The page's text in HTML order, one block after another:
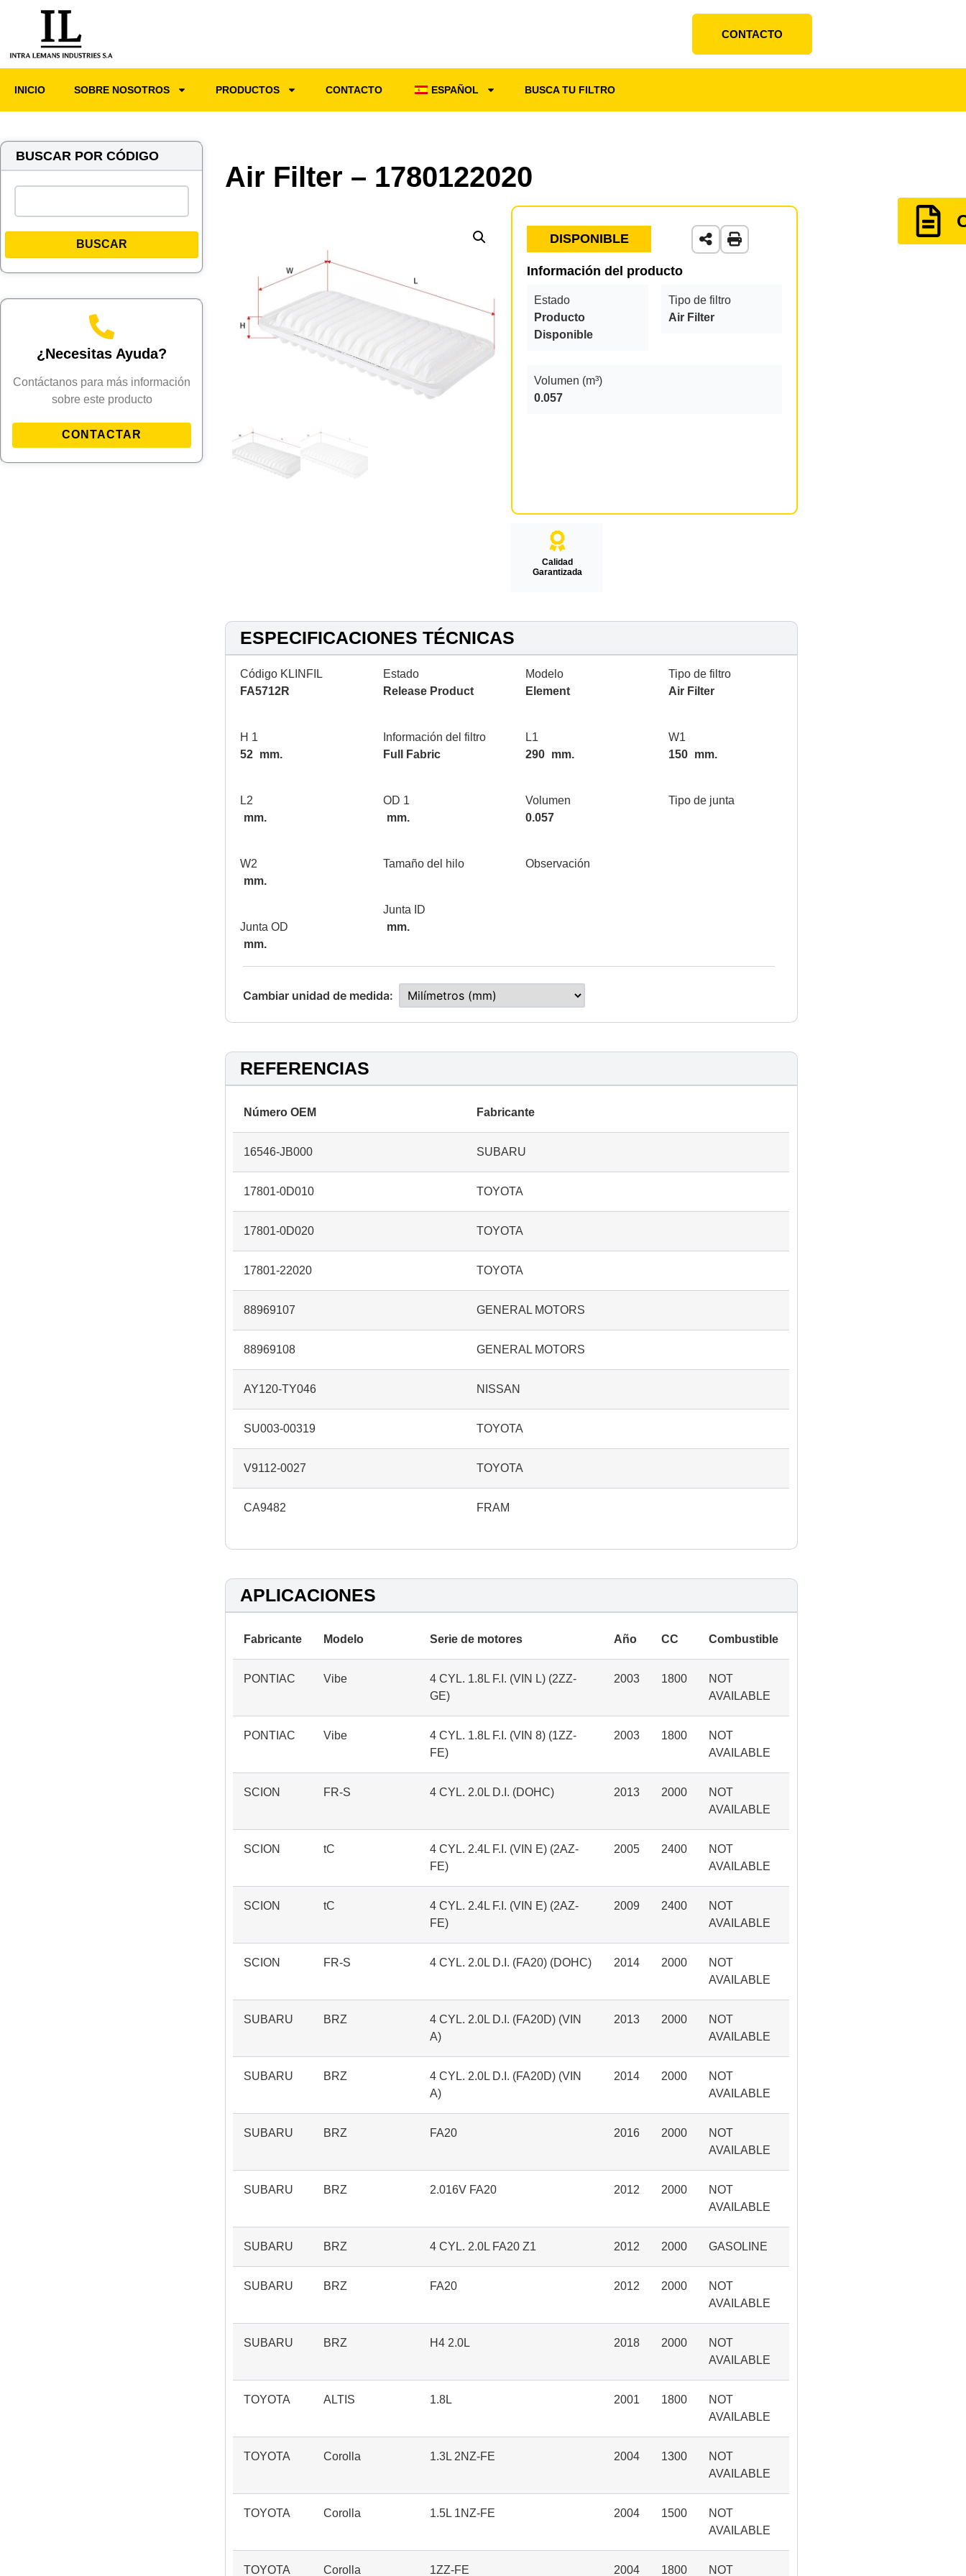
CONTACTO
INICIO SOBRE NOSOTROS PRODUCTOS CONTACTO ESPAÑOL BUSCA TU FILTRO
BUSCAR POR CÓDIGO
BUSCAR
¿Necesitas Ayuda?
Contáctanos para más información
sobre este producto
CONTACTAR
Air Filter – 1780122020
DISPONIBLE
Información del producto
Estado
Producto
Disponible
Tipo de filtro
Air Filter
Volumen (m³)
0.057
Calidad
Garantizada
ESPECIFICACIONES TÉCNICAS
Código KLINFIL
FA5712R
H 1
52 mm.
L2
mm.
W2
mm.
Junta OD
mm.
Estado
Release Product
Información del filtro
Full Fabric
OD 1
mm.
Tamaño del hilo
Junta ID
mm.
Modelo
Element
L1
290 mm.
Volumen
0.057
Observación
Tipo de filtro
Air Filter
W1
150 mm.
Tipo de junta
Cambiar unidad de medida:
REFERENCIAS
Número OEM Fabricante
16546-JB000 SUBARU
17801-0D010 TOYOTA
17801-0D020 TOYOTA
17801-22020 TOYOTA
88969107 GENERAL MOTORS
88969108 GENERAL MOTORS
AY120-TY046 NISSAN
SU003-00319 TOYOTA
V9112-0027 TOYOTA
CA9482 FRAM
APLICACIONES
Fabricante Modelo Serie de motores Año CC Combustible
PONTIAC Vibe
4 CYL. 1.8L F.I. (VIN L) (2ZZ-
GE)
2003 1800
NOT
AVAILABLE
PONTIAC Vibe
4 CYL. 1.8L F.I. (VIN 8) (1ZZ-
FE)
2003 1800
NOT
AVAILABLE
SCION FR-S 4 CYL. 2.0L D.I. (DOHC) 2013 2000
NOT
AVAILABLE
SCION tC
4 CYL. 2.4L F.I. (VIN E) (2AZ-
FE)
2005 2400
NOT
AVAILABLE
SCION tC
4 CYL. 2.4L F.I. (VIN E) (2AZ-
FE)
2009 2400
NOT
AVAILABLE
SCION FR-S 4 CYL. 2.0L D.I. (FA20) (DOHC) 2014 2000
NOT
AVAILABLE
SUBARU BRZ
4 CYL. 2.0L D.I. (FA20D) (VIN
A)
2013 2000
NOT
AVAILABLE
SUBARU BRZ
4 CYL. 2.0L D.I. (FA20D) (VIN
A)
2014 2000
NOT
AVAILABLE
SUBARU BRZ FA20 2016 2000
NOT
AVAILABLE
SUBARU BRZ 2.016V FA20 2012 2000
NOT
AVAILABLE
SUBARU BRZ 4 CYL. 2.0L FA20 Z1 2012 2000 GASOLINE
SUBARU BRZ FA20 2012 2000
NOT
AVAILABLE
SUBARU BRZ H4 2.0L 2018 2000
NOT
AVAILABLE
TOYOTA ALTIS 1.8L 2001 1800
NOT
AVAILABLE
TOYOTA Corolla 1.3L 2NZ-FE 2004 1300
NOT
AVAILABLE
TOYOTA Corolla 1.5L 1NZ-FE 2004 1500
NOT
AVAILABLE
TOYOTA Corolla 1ZZ-FE 2004 1800 NOT